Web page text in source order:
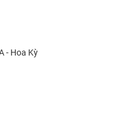
- Hoa Kỳ